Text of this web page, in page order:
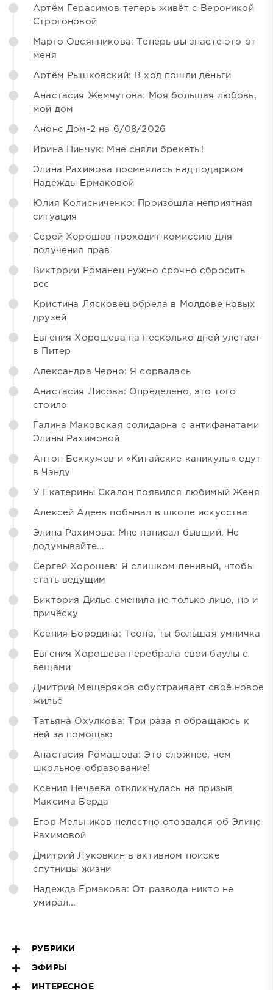
Артём Герасимов теперь живёт с Вероникой
Строгоновой
Марго Овсянникова: Теперь вы знаете это от
меня
Артём Рышковский: В ход пошли деньги
Анастасия Жемчугова: Моя большая любовь,
мой дом
Анонс Дом-2 на 6/08/2026
Ирина Пинчук: Мне сняли брекеты!
Элина Рахимова посмеялась над подарком
Надежды Ермаковой
Юлия Колисниченко: Произошла неприятная
ситуация
Серей Хорошев проходит комиссию для
получения прав
Виктории Романец нужно срочно сбросить
вес
Кристина Лясковец обрела в Молдове новых
друзей
Евгения Хорошева на несколько дней улетает
в Питер
Александра Черно: Я сорвалась
Анастасия Лисова: Определено, это того
стоило
Галина Маковская солидарна с антифанатами
Элины Рахимовой
Антон Беккужев и «Китайские каникулы» едут
в Чэнду
У Екатерины Скалон появился любимый Женя
Алексей Адеев побывал в школе искусства
Элина Рахимова: Мне написал бывший. Не
додумывайте...
Сергей Хорошев: Я слишком ленивый, чтобы
стать ведущим
Виктория Дилье сменила не только лицо, но и
причёску
Ксения Бородина: Теона, ты большая умничка
Евгения Хорошева перебрала свои баулы с
вещами
Дмитрий Мещеряков обустраивает своё новое
жильё
Татьяна Охулкова: Три раза я обращаюсь к
ней за помощью
Анастасия Ромашова: Это сложнее, чем
школьное образование!
Ксения Нечаева откликнулась на призыв
Максима Берда
Егор Мельников нелестно отозвался об Элине
Рахимовой
Дмитрий Луковкин в активном поиске
спутницы жизни
Надежда Ермакова: От развода никто не
умирал...
РУБРИКИ
ЭФИРЫ
ИНТЕРЕСНОЕ